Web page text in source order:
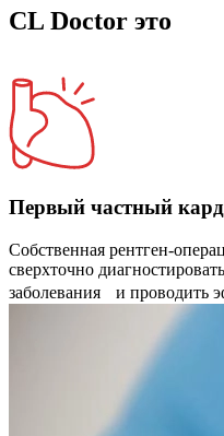
CL Doctor это
Первый частный
Собственная рентген-
сверхточно
заболевания и проводить